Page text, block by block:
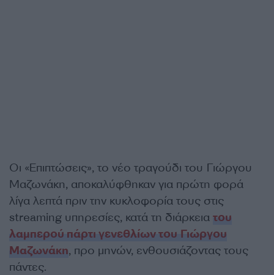
Οι «Επιπτώσεις», το νέο τραγούδι του Γιώργου
Μαζωνάκη, αποκαλύφθηκαν για πρώτη φορά
λίγα λεπτά πριν την κυκλοφορία τους στις
streaming υπηρεσίες, κατά τη διάρκεια του
λαμπερού πάρτι γενεθλίων του Γιώργου
Μαζωνάκη, προ μηνών, ενθουσιάζοντας τους
πάντες.